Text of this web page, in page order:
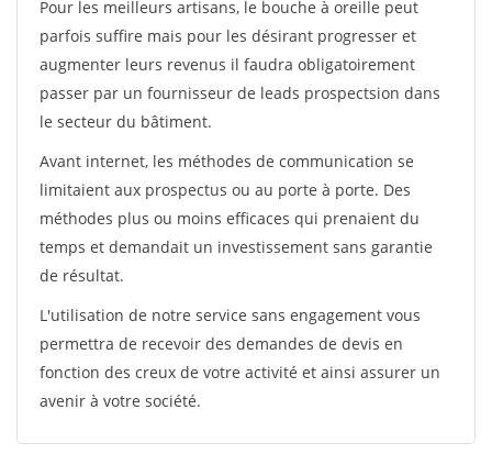
Pour les meilleurs artisans, le bouche à oreille peut
parfois suffire mais pour les désirant progresser et
augmenter leurs revenus il faudra obligatoirement
passer par un fournisseur de leads prospectsion dans
le secteur du bâtiment.
Avant internet, les méthodes de communication se
limitaient aux prospectus ou au porte à porte. Des
méthodes plus ou moins efficaces qui prenaient du
temps et demandait un investissement sans garantie
de résultat.
L'utilisation de notre service sans engagement vous
permettra de recevoir des demandes de devis en
fonction des creux de votre activité et ainsi assurer un
avenir à votre société.